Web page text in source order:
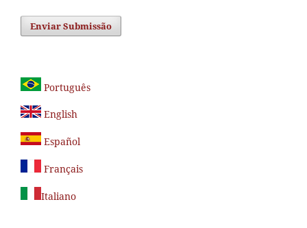
Enviar Submissão
Português
English
Español
Français
Italiano